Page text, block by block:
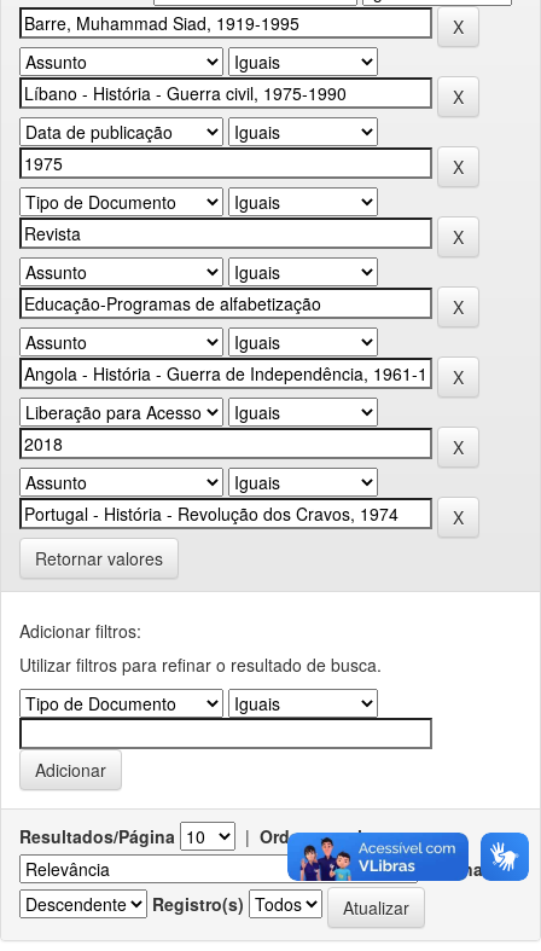
Retornar valores
Adicionar filtros:
Utilizar filtros para refinar o resultado de busca.
Resultados/Página | Ordenar registros por
Ordenar
Registro(s)